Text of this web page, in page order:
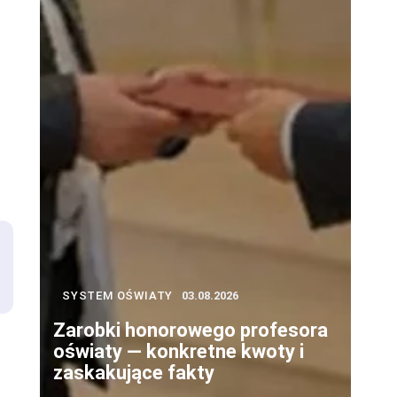
SYSTEM OŚWIATY 03.08.2026
Zarobki honorowego profesora
oświaty — konkretne kwoty i
zaskakujące fakty